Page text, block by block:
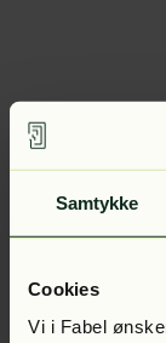
Samtykke
Cookies
Vi i Fabel